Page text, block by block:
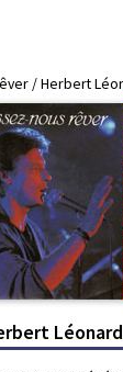
/ Herbert
Léonard